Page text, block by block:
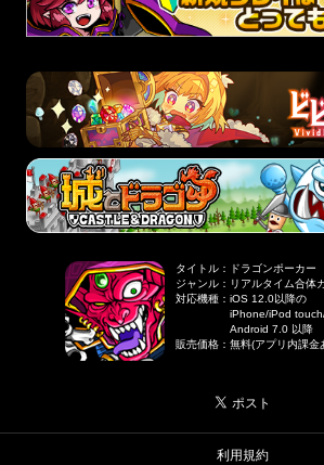
タイトル ：
ドラゴンポーカー
ジャンル ： リアルタイム合体
対応機種 ：iOS 12.0以降の
iPhone/iPod
Android 7.0 以降
販売価格 ：無料(アプリ内課金
利用規約